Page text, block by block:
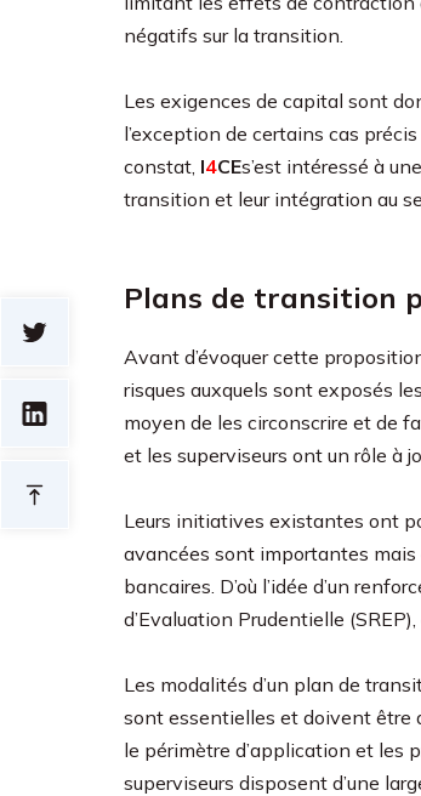
négatifs sur la transition.
Les exigences de capital sont
l’exception de certains cas
constat, I4CEs’est intéressé à
transition et leur intégration au
Plans de transition
Avant d’évoquer cette
risques auxquels sont exposés
moyen de les circonscrire et de
et les superviseurs ont un rôle à
Leurs initiatives existantes ont
avancées sont importantes mais
bancaires. D’où l’idée d’un
d’Evaluation Prudentielle
Les modalités d’un plan de
sont essentielles et doivent être
le périmètre d’application et les
superviseurs disposent d’une